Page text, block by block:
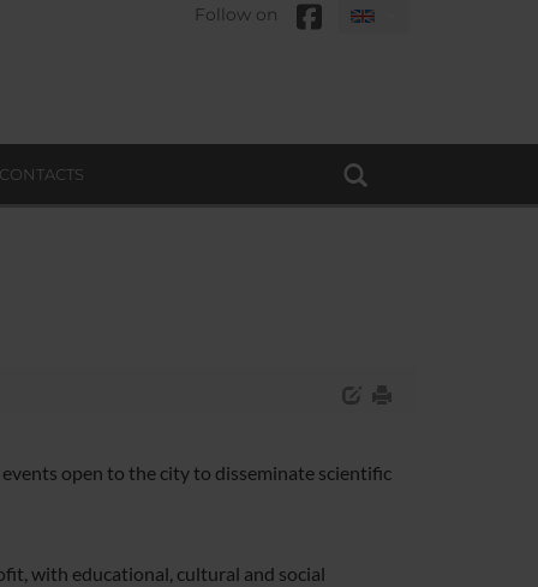
Follow on
CONTACTS
open to the city to disseminate scientific
with educational, cultural and social